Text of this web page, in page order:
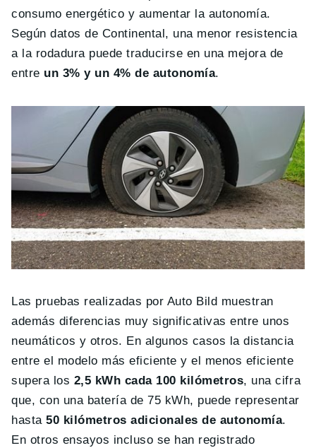
consumo energético y aumentar la autonomía.
Según datos de Continental, una menor resistencia
a la rodadura puede traducirse en una mejora de
entre un 3% y un 4% de autonomía.
Las pruebas realizadas por Auto Bild muestran
además diferencias muy significativas entre unos
neumáticos y otros. En algunos casos la distancia
entre el modelo más eficiente y el menos eficiente
supera los 2,5 kWh cada 100 kilómetros, una cifra
que, con una batería de 75 kWh, puede representar
hasta50 kilómetros adicionales de autonomía.
En otros ensayos incluso se han registrado